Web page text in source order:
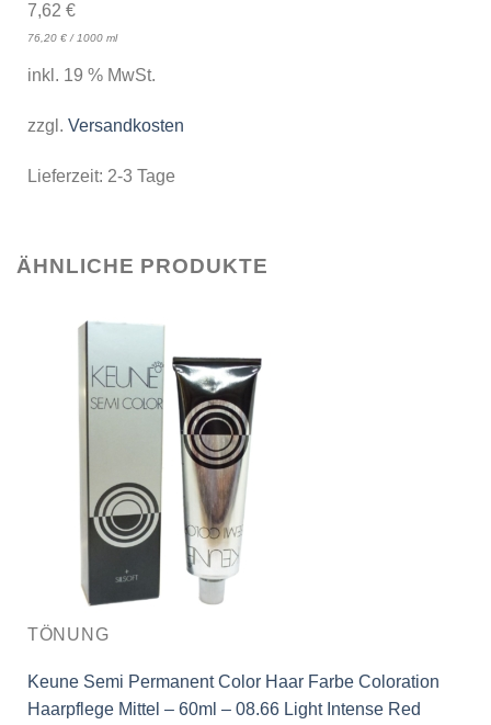
7,62 €
76,20 €/1000 ml
inkl. 19 % MwSt.
zzgl. Versandkosten
Lieferzeit: 2-3 Tage
ÄHNLICHE PRODUKTE
TÖNUNG
Keune Semi Permanent Color Haar Farbe Coloration
Haarpflege Mittel – 60ml – 08.66 Light Intense Red